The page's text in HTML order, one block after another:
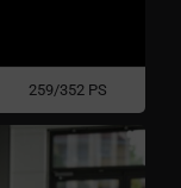
259/352 PS